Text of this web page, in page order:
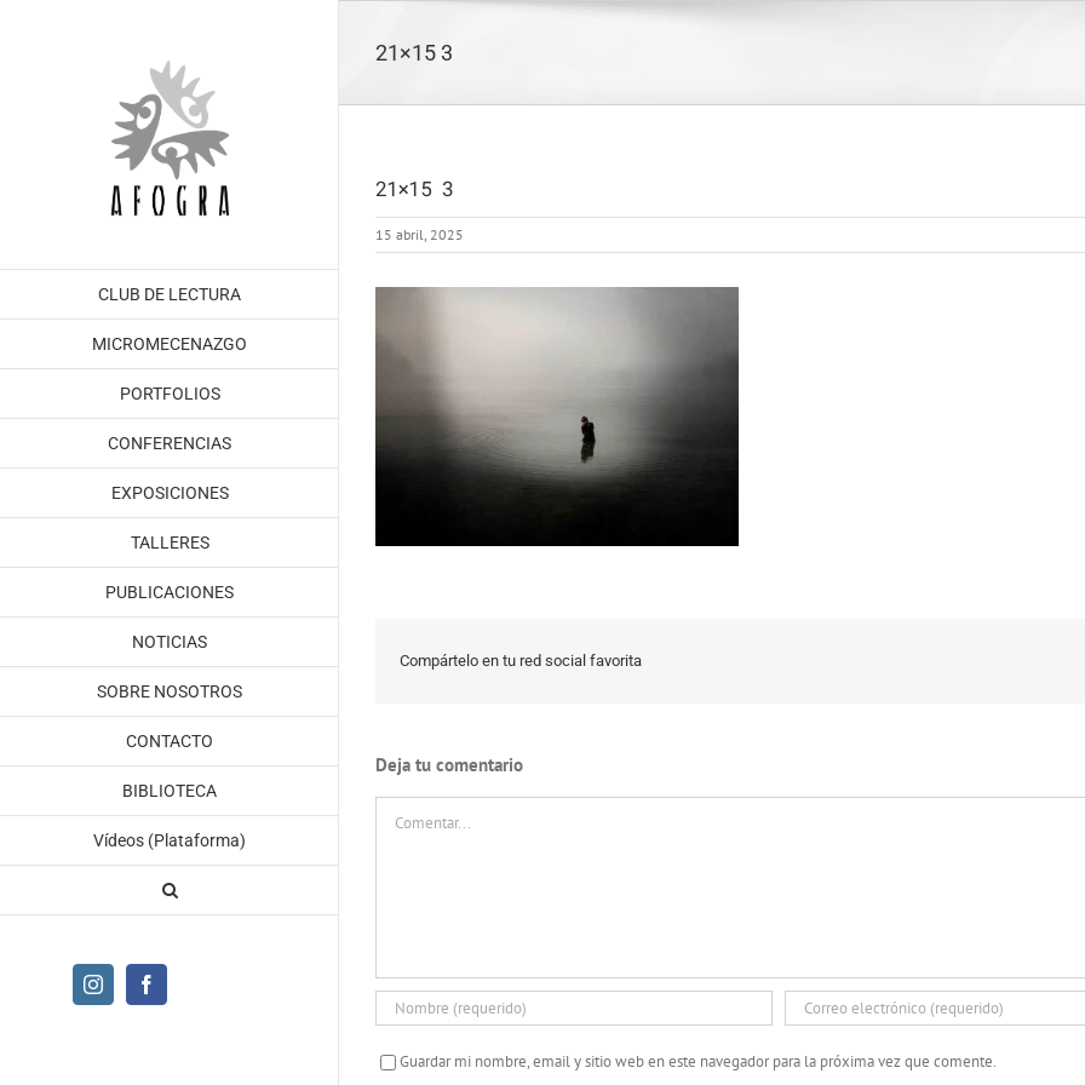
CLUB DE LECTURA
MICROMECENAZGO
PORTFOLIOS
CONFERENCIAS
EXPOSICIONES
TALLERES
PUBLICACIONES
NOTICIAS
SOBRE NOSOTROS
CONTACTO
BIBLIOTECA
Vídeos (Plataforma)
Instagram
21×15 3
21×15 3
15 abril, 2025
Compártelo en tu red social favorita
Deja tu comentario
Guardar mi nombre, email y sitio web en este navegador para la próxima vez que comente.